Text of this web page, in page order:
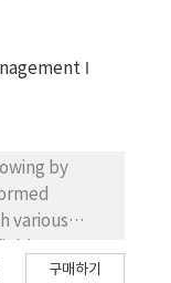
장에서 기호도
by
various
special
구매하기